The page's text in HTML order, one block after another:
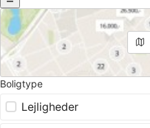
Boligtype
Lejligheder